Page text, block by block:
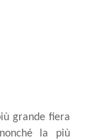
grande fiera
la più